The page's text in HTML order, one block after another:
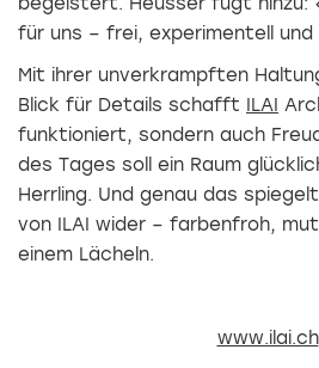
für uns – frei, experimentell
Mit ihrer unverkrampften
Blick für Details schafft
ILAI
funktioniert, sondern auch
des Tages soll ein Raum
Herrling. Und genau das
von ILAI wider – farbenfroh,
einem Lächeln.
www.ilai.ch